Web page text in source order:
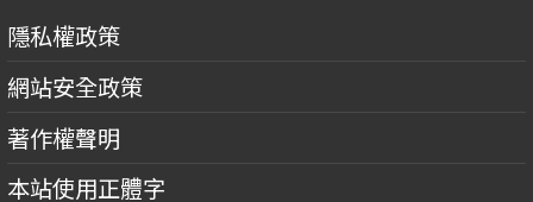
隱私權政策
網站安全政策
著作權聲明
本站使用正體字